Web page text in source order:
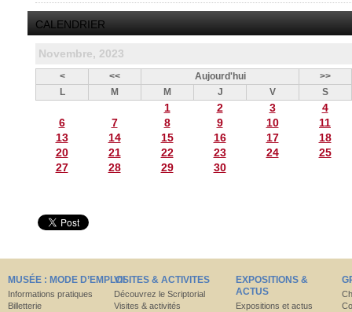
CALENDRIER
Novembre, 2023
< << Aujourd'hui
>>
L
M M J V S
1 2 3
4
6
7 8 9 10
11
13
14 15 16 17
18
20
21 22 23 24
25
27
28 29 30
MUSÉE : MODE D’EMPLOI
Informations pratiques
Billetterie
VISITES & ACTIVITES
Découvrez le Scriptorial
Visites & activités
EXPOSITIONS &
ACTUS
Expositions et actus